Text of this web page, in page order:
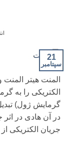
21
سپتامبر
المنت هیتر
الکتریکی را به
گرمایش ژول)
در آن هادی در اثر
جریان الکتریکی